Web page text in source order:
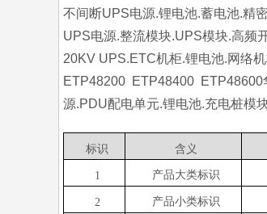
不间断UPS电源.锂电池.蓄电池.精
UPS电源.整流模块.UPS模块.高频
20KV UPS.ETC机柜.锂电池.网络
ETP48200 ETP48400 ETP48600
源.PDU配电单元.锂电池.充电桩模
标识 含 义
1 产品大类标识
2 产品小类标识